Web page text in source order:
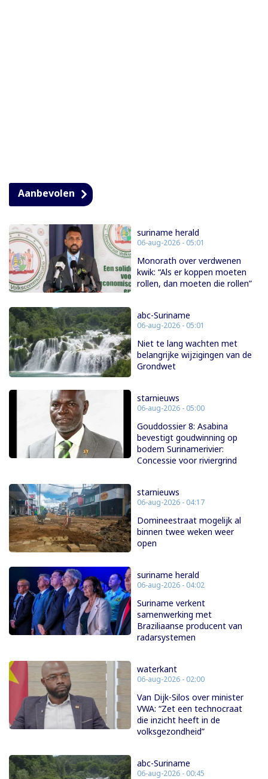
Aanbevolen
suriname herald
06-aug-2026 - 05:01
Monorath over verdwenen
kwik: “Als er koppen moeten
rollen, dan moeten die rollen”
abc-Suriname
06-aug-2026 - 05:01
Niet te lang wachten met
belangrijke wijzigingen van de
Grondwet
starnieuws
06-aug-2026 - 05:00
Gouddossier 8: Asabina
bevestigt goudwinning op
bodem Surinamerivier:
Concessie voor riviergrind
starnieuws
06-aug-2026 - 04:17
Domineestraat mogelijk al
binnen twee weken weer
open
suriname herald
06-aug-2026 - 04:02
Suriname verkent
samenwerking met
Braziliaanse producent van
radarsystemen
waterkant
06-aug-2026 - 02:00
Van Dijk-Silos over minister
VWA: “Zet een technocraat
die inzicht heeft in de
volksgezondheid”
abc-Suriname
06-aug-2026 - 00:45